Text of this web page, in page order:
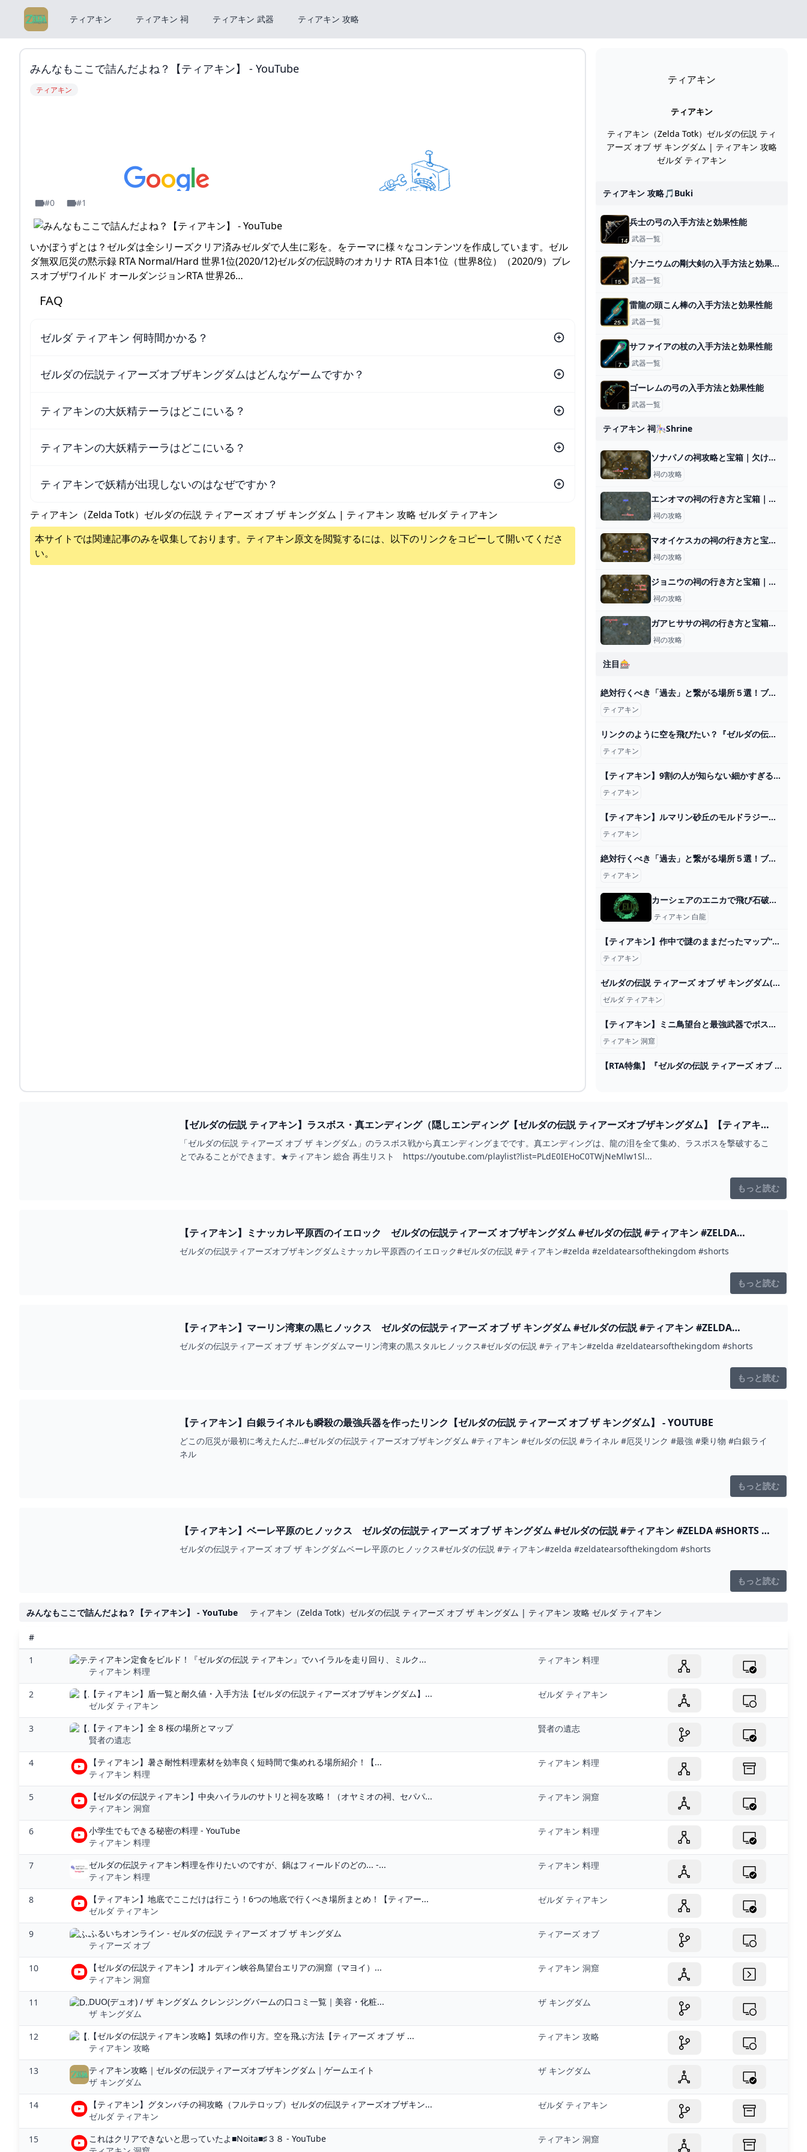
ティアキン ティアキン 祠 ティアキン 武器 ティアキン 攻略
みんなもここで詰んだよね？【ティアキン】 - YouTube
ティアキン
#0 #1
いかぼうずとは？ゼルダは全シリーズクリア済みゼルダで人生に彩を。をテーマに様々なコンテンツを作成しています。ゼル
ダ無双厄災の黙示録 RTA Normal/Hard 世界1位(2020/12)ゼルダの伝説時のオカリナ RTA 日本1位（世界8位）（2020/9）ブレ
スオブザワイルド オールダンジョンRTA 世界26…
FAQ
ゼルダ ティアキン 何時間かかる？
ゼルダの伝説ティアーズオブザキングダムはどんなゲームですか？
ティアキンの大妖精テーラはどこにいる？
ティアキンの大妖精テーラはどこにいる？
ティアキンで妖精が出現しないのはなぜですか？
ティアキン（Zelda Totk）ゼルダの伝説 ティアーズ オブ ザ キングダム | ティアキン 攻略 ゼルダ ティアキン
本サイトでは関連記事のみを収集しております。 ティアキン原文を閲覧するには、以下のリンクをコピーして開いてくださ
い。
ティアキン
ティアキン
ティアキン（Zelda Totk）ゼルダの伝説 ティ
アーズ オブ ザ キングダム | ティアキン 攻略
ゼルダ ティアキン
ティアキン 攻略🎵buki
兵士の弓の入手方法と効果性能
武器一覧
ゾナニウムの剛大剣の入手方法と効果性能
武器一覧
雷龍の頭こん棒の入手方法と効果性能
武器一覧
サファイアの杖の入手方法と効果性能
武器一覧
ゴーレムの弓の入手方法と効果性能
武器一覧
ティアキン 祠🎠shrine
ソナパノの祠攻略と宝箱｜欠けた通り道
祠の攻略
エンオマの祠の行き方と宝箱｜ラウルの祝福
祠の攻略
マオイケスカの祠の行き方と宝箱｜ラウルの祝福
祠の攻略
ジョニウの祠の行き方と宝箱｜ラウルの祝福
祠の攻略
ガアヒササの祠の行き方と宝箱｜ラウルの祝福
祠の攻略
注目🎰
絶対行くべき「過去」と繋がる場所５選！ブレワイとティアキンの比較も【ゼルダの伝説ティアーズオブザキングダム】 - YouTube
ティアキン
リンクのように空を飛びたい？『ゼルダの伝説 ティアキン』ゾナウギア・翼の「ラグマット」が原作再現すぎる（インサイド） - Yahoo!ニュース
ティアキン
【ティアキン】9割の人が知らない細かすぎる隠れ小技集【ゼルダの伝説ティアーズオブザキングダム/ティアキン】【総集編】【作業用】 - YouTube
ティアキン
【ティアキン】ルマリン砂丘のモルドラジーク ゼルダの伝説ティアーズ オブ ザ キングダム2周目 #ゼルダの伝説 #ティアキン #zelda #shorts - YouTube
ティアキン
絶対行くべき「過去」と繋がる場所５選！ブレワイとティアキンの比較も【ゼルダの伝説ティアーズオブザキングダム】 - YouTube
ティアキン
カーシェアのエニカで飛び石破損事故！個人間カーシェアの事故についてお話します
ティアキン 白龍
【ティアキン】作中で謎のままだったマップ“12コ”を徹底解説【総集編】 - YouTube
ティアキン
ゼルダの伝説 ティアーズ オブ ザ キングダム(ToK)の攻略まとめ記事アンテナです。 2024
ゼルダ ティアキン
【ティアキン】ミニ鳥望台と最強武器でボスを叩き潰す【ゼルダの伝説 ティアーズ オブ ザ キングダム】 - YouTube
ティアキン 洞窟
【RTA特集】『ゼルダの伝説 ティアーズ オブ ザ キングダム』のクリアタイムは2023年の間にどこまで縮んだか（Game Spark） - Yahoo!ニュース
【ゼルダの伝説 ティアキン】ラスボス・真エンディング（隠しエンディング【ゼルダの伝説 ティアーズオブザキングダム】【ティアキ
ン】【TOTK】【ゼルダ】 - YOUTUBE
「ゼルダの伝説 ティアーズ オブ ザ キングダム」のラスボス戦から真エンディングまでです。真エンディングは、龍の泪を全て集め、ラスボスを撃破するこ
とでみることができます。★ティアキン 総合 再生リスト https://youtube.com/playlist?list=PLdE0IEHoC0TWjNeMlw1Sl...
もっと読む
【ティアキン】ミナッカレ平原西のイエロック ゼルダの伝説ティアーズ オブザキングダム #ゼルダの伝説 #ティアキン #ZELDA
#SHORTS - YOUTUBE
ゼルダの伝説ティアーズオブザキングダムミナッカレ平原西のイエロック#ゼルダの伝説 #ティアキン#zelda #zeldatearsofthekingdom #shorts
もっと読む
【ティアキン】マーリン湾東の黒ヒノックス ゼルダの伝説ティアーズ オブ ザ キングダム #ゼルダの伝説 #ティアキン #ZELDA
#SHORTS - YOUTUBE
ゼルダの伝説ティアーズ オブ ザ キングダムマーリン湾東の黒スタルヒノックス#ゼルダの伝説 #ティアキン#zelda #zeldatearsofthekingdom #shorts
もっと読む
【ティアキン】白銀ライネルも瞬殺の最強兵器を作ったリンク【ゼルダの伝説 ティアーズ オブ ザ キングダム】 - YOUTUBE
どこの厄災が最初に考えたんだ…#ゼルダの伝説ティアーズオブザキングダム #ティアキン #ゼルダの伝説 #ライネル #厄災リンク #最強 #乗り物 #白銀ライ
ネル
もっと読む
【ティアキン】ベーレ平原のヒノックス ゼルダの伝説ティアーズ オブ ザ キングダム #ゼルダの伝説 #ティアキン #ZELDA #SHORTS -
YOUTUBE
ゼルダの伝説ティアーズ オブ ザ キングダムベーレ平原のヒノックス#ゼルダの伝説 #ティアキン#zelda #zeldatearsofthekingdom #shorts
もっと読む
みんなもここで詰んだよね？【ティアキン】 - YouTube ティアキン（Zelda Totk）ゼルダの伝説 ティアーズ オブ ザ キングダム | ティアキン 攻略 ゼルダ ティアキン
#
1
ティアキン定食をビルド！『ゼルダの伝説 ティアキン』でハイラルを走り回り、ミルク...
ティアキン 料理
ティアキン 料理
2
【ティアキン】盾一覧と耐久値・入手方法【ゼルダの伝説ティアーズオブザキングダム】...
ゼルダ ティアキン
ゼルダ ティアキン
3
【ティアキン】全 8 桜の場所とマップ
賢者の遺志
賢者の遺志
4
【ティアキン】暑さ耐性料理素材を効率良く短時間で集めれる場所紹介！【...
ティアキン 料理
ティアキン 料理
5
【ゼルダの伝説ティアキン】中央ハイラルのサトリと祠を攻略！（オヤミオの祠、セパパ...
ティアキン 洞窟
ティアキン 洞窟
6
小学生でもできる秘密の料理 - YouTube
ティアキン 料理
ティアキン 料理
7
ゼルダの伝説ティアキン料理を作りたいのですが、鍋はフィールドのどの... -...
ティアキン 料理
ティアキン 料理
8
【ティアキン】地底でここだけは行こう！6つの地底で行くべき場所まとめ！【ティアー...
ゼルダ ティアキン
ゼルダ ティアキン
9
ふるいちオンライン - ゼルダの伝説 ティアーズ オブ ザ キングダム
ティアーズ オブ
ティアーズ オブ
10
【ゼルダの伝説ティアキン】オルディン峡谷鳥望台エリアの洞窟（マヨイ）...
ティアキン 洞窟
ティアキン 洞窟
11
DUO(デュオ) / ザ キングダム クレンジングバームの口コミ一覧｜美容・化粧...
ザ キングダム
ザ キングダム
12
【ゼルダの伝説ティアキン攻略】気球の作り方。空を飛ぶ方法【ティアーズ オブ ザ ...
ティアキン 攻略
ティアキン 攻略
13
ティアキン攻略｜ゼルダの伝説ティアーズオブザキングダム｜ゲームエイト
ザ キングダム
ザ キングダム
14
【ティアキン】グタンバチの祠攻略（フルテロップ）ゼルダの伝説ティアーズオブザキン...
ゼルダ ティアキン
ゼルダ ティアキン
15
これはクリアできないと思っていたよ■Noita■♯３８ - YouTube
ティアキン 洞窟